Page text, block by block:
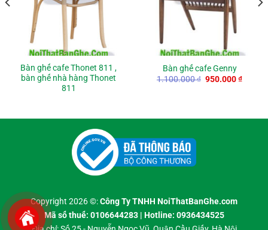
Bàn ghế cafe Thonet 811 ,
bàn ghế nhà hàng Thonet
811
Bàn ghế cafe Genny
1.100.000₫ Original
950.000₫
Copyright 2026 ©:Công Ty TNHH NoiThatBanGhe.com
Mã số thuế: 0106644283 | Hotline: 0936434525